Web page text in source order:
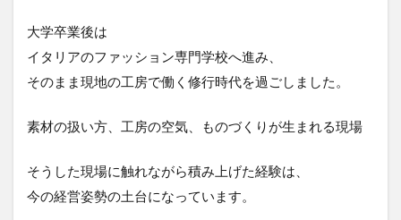
大学卒業後は
イタリアのファッション専門学校へ進み、
そのまま現地の工房で働く修行時代を過ごしました。
素材の扱い方、工房の空気、ものづくりが生まれる現場
そうした現場に触れながら積み上げた経験は、
今の経営姿勢の土台になっています。